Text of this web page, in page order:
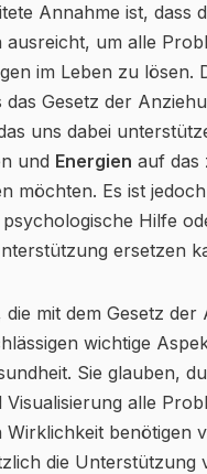
Annahme ist, dass
ausreicht, um alle
im Leben zu lösen.
das Gesetz der
uns dabei
und Energien auf das
möchten. Es ist
Hilfe
ersetzen
mit dem Gesetz der
wichtige
Sie glauben,
Visualisierung alle
benötigen
die Unterstützung